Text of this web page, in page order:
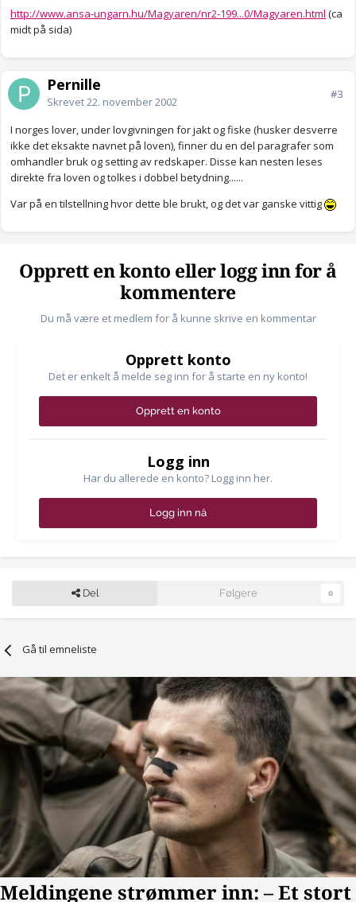
http://www.ansa-ungarn.hu/Magyaren/nr2-199...0/Magyaren.html (ca
midt på sida)
Pernille
Skrevet22. november 2002
#3
I norges lover, under lovgivningen for jakt og fiske (husker desverre
ikke det eksakte navnet på loven), finner du en del paragrafer som
omhandler bruk og setting av redskaper. Disse kan nesten leses
direkte fra loven og tolkes i dobbel betydning......
Var på en tilstellning hvor dette ble brukt, og det var ganske vittig
Opprett en konto eller logg inn for å
kommentere
Du må være et medlem for å kunne skrive en kommentar
Opprett konto
Det er enkelt å melde seg inn for å starte en ny konto!
Opprett en konto
Logg inn
Har du allerede en konto? Logg inn her.
Logg inn nå
Del Følgere 0
Gå til emneliste